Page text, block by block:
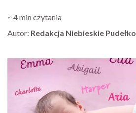
~ 4 min czytania
Autor: Redakcja Niebieskie Pudełko